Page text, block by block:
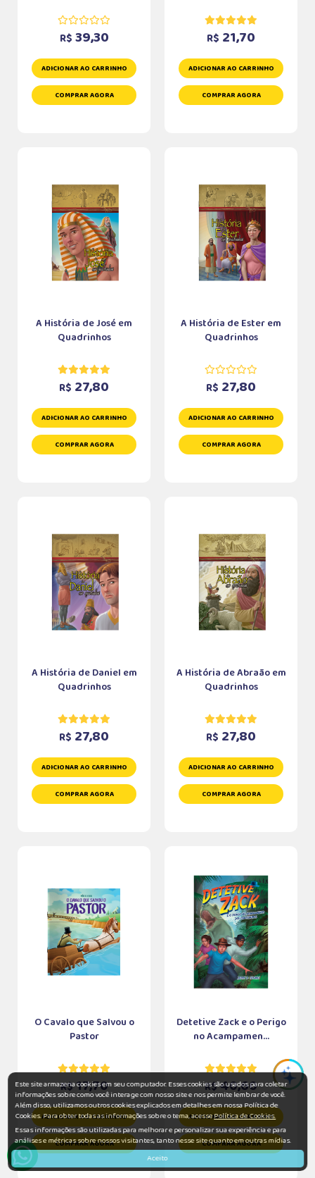
R$ 39,30
ADICIONAR AO CARRINHO
COMPRAR AGORA
R$ 21,70
ADICIONAR AO CARRINHO
COMPRAR AGORA
A História de José em
Quadrinhos
R$ 27,80
ADICIONAR AO CARRINHO
COMPRAR AGORA
A História de Ester em
Quadrinhos
R$ 27,80
ADICIONAR AO CARRINHO
COMPRAR AGORA
A História de Daniel em
Quadrinhos
R$ 27,80
ADICIONAR AO CARRINHO
COMPRAR AGORA
A História de Abraão em
Quadrinhos
R$ 27,80
ADICIONAR AO CARRINHO
COMPRAR AGORA
O Cavalo que Salvou o
Pastor
R$17,70
ADICIONAR AO CARRINHO
COMPRAR AGORA
Detetive Zack e o Perigo
no Acampamen...
R$40,60
ADICIONAR AO CARRINHO
COMPRAR AGORA
Este site armazena cookies em seu computador. Esses cookies são usados para coletar
informações sobre como você interage com nosso site e nos permite lembrar de você.
Além disso, utilizamos outros cookies explicados em detalhes em nossa Política de
Cookies. Para obter todas as informações sobre o tema, acessePolítica de Cookies.
Essas informações são utilizadas para melhorar e personalizar sua experiência e para
análises e métricas sobre nossos visitantes, tanto nesse site quanto em outras mídias.
Aceito